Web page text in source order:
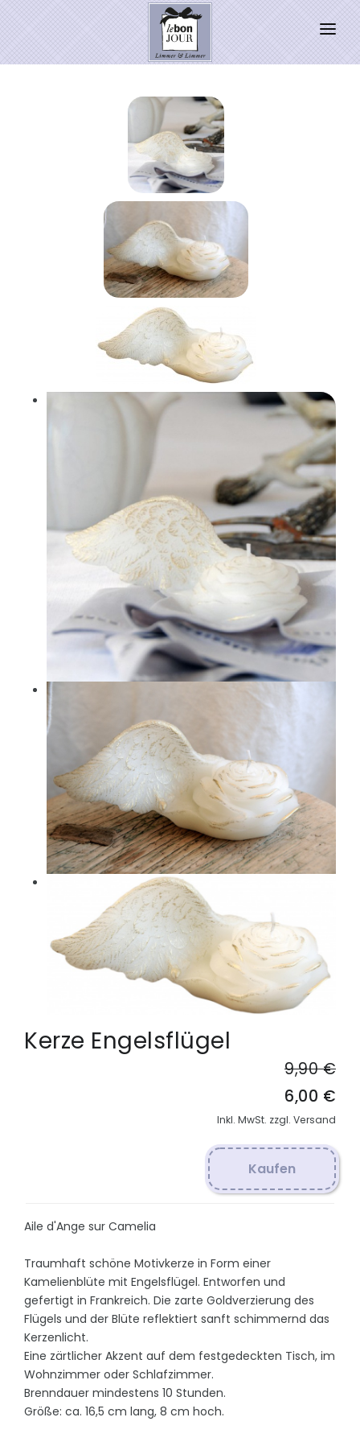
HOME
WEIHNACHTSZAUBER 2026
Kerze Engelsflügel
9,90 €
6,00 €
Inkl. MwSt. zzgl. Versand
Kaufen
Aile d'Ange sur Camelia
Traumhaft schöne Motivkerze in Form einer
Kamelienblüte mit Engelsflügel. Entworfen und
gefertigt in Frankreich. Die zarte Goldverzierung des
Flügels und der Blüte reflektiert sanft schimmernd das
Kerzenlicht.
Eine zärtlicher Akzent auf dem festgedeckten Tisch, im
Wohnzimmer oder Schlafzimmer.
Brenndauer mindestens 10 Stunden.
Größe: ca. 16,5 cm lang, 8 cm hoch.